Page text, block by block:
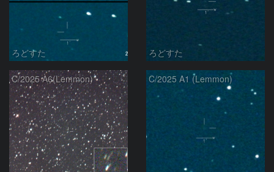
ろどすた ろどすた
C/2025 A6(Lemmon) C/2025 A1 (Lemmon)